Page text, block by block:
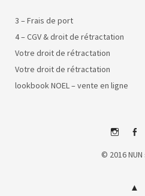
3 – Frais de port
4 – CGV & droit de rétractation
Votre droit de rétractation
Votre droit de rétractation
lookbook NOEL – vente en ligne
instagram
© 2016